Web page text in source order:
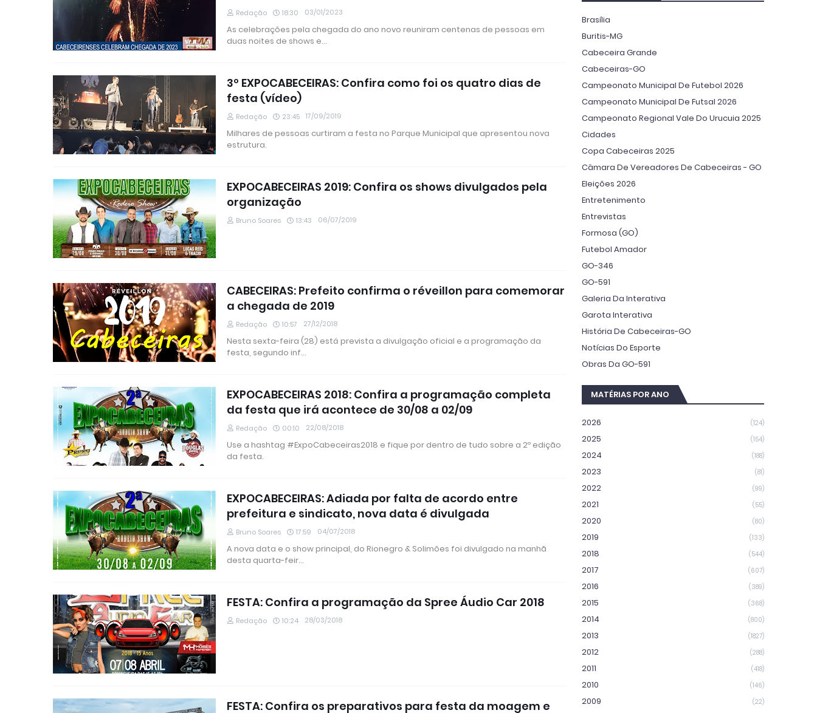
Redação 18:30 03/01/2023
As celebrações pela chegada do ano novo reuniram centenas de pessoas em
duas noites de shows e…
3º EXPOCABECEIRAS: Confira como foi os quatro dias de
festa (vídeo)
Redação 23:45 17/09/2019
Milhares de pessoas curtiram a festa no Parque Municipal que apresentou nova
estrutura.
EXPOCABECEIRAS 2019: Confira os shows divulgados pela
organização
Bruno Soares 13:43 06/07/2019
CABECEIRAS: Prefeito confirma o réveillon para comemorar
a chegada de 2019
Redação 10:57 27/12/2018
Nesta sexta-feira (28) está prevista a divulgação oficial e a programação da
festa, segundo inf…
EXPOCABECEIRAS 2018: Confira a programação completa
da festa que irá acontece de 30/08 a 02/09
Redação 00:10 22/08/2018
Use a hashtag #ExpoCabeceiras2018 e fique por dentro de tudo sobre a 2º edição
da festa.
EXPOCABECEIRAS: Adiada por falta de acordo entre
prefeitura e sindicato, nova data é divulgada
Bruno Soares 17:59 04/07/2018
A nova data e o show principal, do Rionegro & Solimões foi divulgado na manhã
desta quarta-feir…
FESTA: Confira a programação da Spree Áudio Car 2018
Redação 10:24 28/03/2018
FESTA: Confira os preparativos para festa da moagem e
Brasília
Buritis-MG
Cabeceira Grande
Cabeceiras-GO
Campeonato Municipal De Futebol 2026
Campeonato Municipal De Futsal 2026
Campeonato Regional Vale Do Urucuia 2025
Cidades
Copa Cabeceiras 2025
Câmara De Vereadores De Cabeceiras - GO
Eleições 2026
Entretenimento
Entrevistas
Formosa (GO)
Futebol Amador
GO-346
GO-591
Galeria Da Interativa
Garota Interativa
História De Cabeceiras-GO
Notícias Do Esporte
Obras Da GO-591
MATÉRIAS POR ANO
2026 (124)
2025 (154)
2024 (188)
2023 (81)
2022 (99)
2021 (55)
2020 (80)
2019 (133)
2018 (544)
2017 (607)
2016 (389)
2015 (368)
2014 (800)
2013 (1827)
2012 (288)
2011 (418)
2010 (146)
2009 (22)